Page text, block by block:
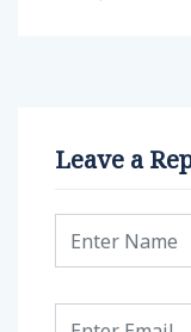
Leave a